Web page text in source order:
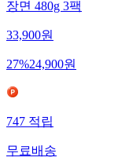
장면 480g 3팩
33,900원
27%24,900원
747적립
무료배송